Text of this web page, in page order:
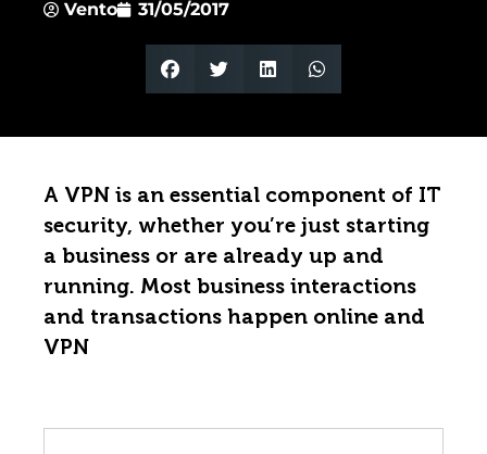
Vento 31/05/2017
A VPN is an essential component of IT
security, whether you’re just starting
a business or are already up and
running. Most business interactions
and transactions happen online and
VPN